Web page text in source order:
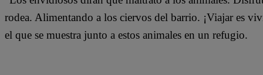
rodea. Alimentando a los ciervos del barrio. ¡Viajar es
el que se muestra junto a estos animales en un refugio.